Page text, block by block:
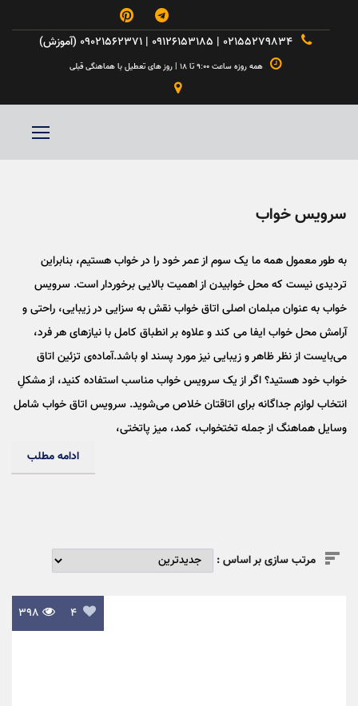



 همه روزه ساعت ۹:۰۰ تا ۱۸ | روز های تعطیل با هماهنگی قبلی

سرویس خواب
به طور معمول همه ما یک سوم از عمر خود را در خواب هستیم، بنابراین
تردیدی نیست که محل خوابیدن از اهمیت بالایی برخوردار است. سرویس
خواب به عنوان مبلمان اصلی اتاق خواب نقش به سزایی در زیبایی، راحتی و
آرامش محل خواب ایفا می کند و علاوه بر انطباق کامل با نیازهای هر فرد،
می‎‌بایست از نظر ظاهر و زیبایی نیز مورد پسند او باشد.
آماده‌ی تزئین اتاق
خواب خود هستید؟ اگر از یک سرویس خواب مناسب استفاده کنید، از مشکلِ
انتخاب لوازم جداگانه برای اتاقتان خلاص می‌شوید. سرویس اتاق خواب شامل
وسایل هماهنگ از جمله تختخواب، کمد، میز پاتختی،
ادامه مطلب
 مرتب سازی بر اساس :
۴ 